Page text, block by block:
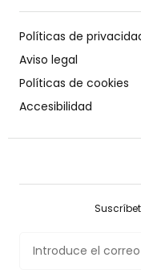
Políticas de
Aviso legal
Políticas de cookies
Accesibilidad